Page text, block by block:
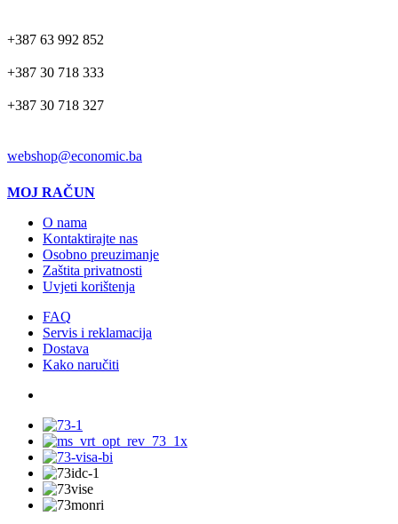
+387 63 992 852
+387 30 718 333
+387 30 718 327
webshop@economic.ba
MOJ RAČUN
O nama
Kontaktirajte nas
Osobno preuzimanje
Zaštita privatnosti
Uvjeti korištenja
FAQ
Servis i reklamacija
Dostava
Kako naručiti